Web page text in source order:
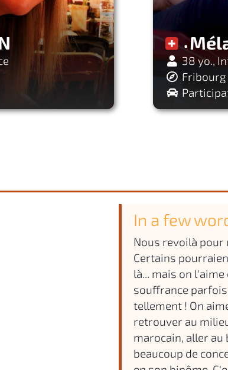
38 yo.,
In a few
Nous revoilà pour
Certains
là... mais on
souffrance parfois
tellement ! On
retrouver au
marocain, aller au
beaucoup de